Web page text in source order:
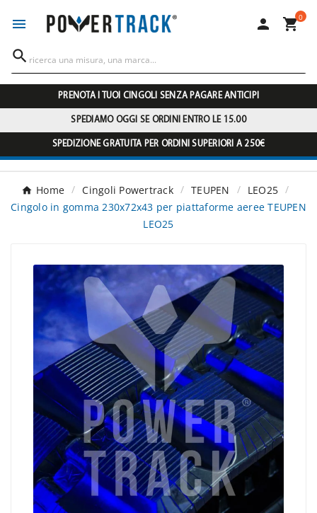
  0

PRENOTA I TUOI CINGOLI SENZA PAGARE ANTICIPI
SPEDIAMO OGGI SE ORDINI ENTRO LE 15.00
SPEDIZIONE GRATUITA PER ORDINI SUPERIORI A 250€
Home Cingoli Powertrack TEUPEN
LEO25
Cingolo in gomma 230x72x43 per piattaforme aeree TEUPEN
LEO25